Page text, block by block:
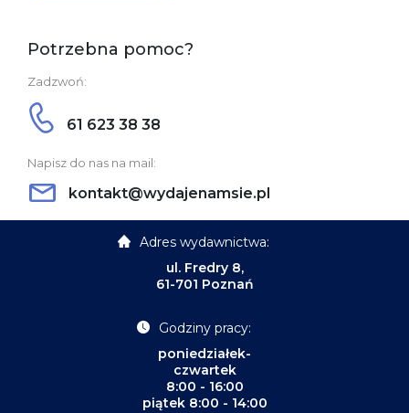
Potrzebna pomoc?
Zadzwoń:
61 623 38 38
Napisz do nas na mail:
kontakt@wydajenamsie.pl
Adres wydawnictwa:
ul. Fredry 8,
61-701 Poznań
Godziny pracy:
poniedziałek-
czwartek
8:00 - 16:00
piątek 8:00 - 14:00